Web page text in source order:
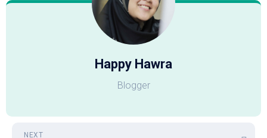
Happy Hawra
Blogger
NEXT